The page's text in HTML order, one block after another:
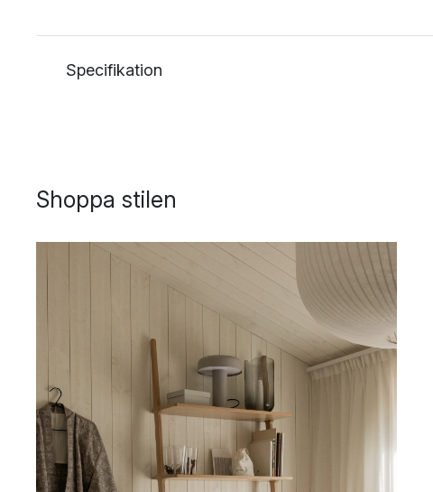
Specifikation
Shoppa stilen